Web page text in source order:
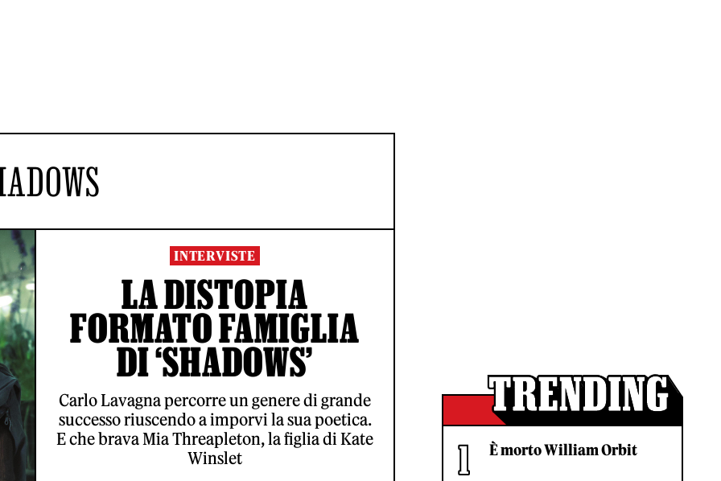
INTERVISTE
LA DISTOPIA
FORMATO FAMIGLIA
DI ‘SHADOWS’
Carlo Lavagna percorre un genere di grande
successo riuscendo a imporvi la sua poetica.
E che brava Mia Threapleton, la figlia di Kate
Winslet
È morto William Orbit